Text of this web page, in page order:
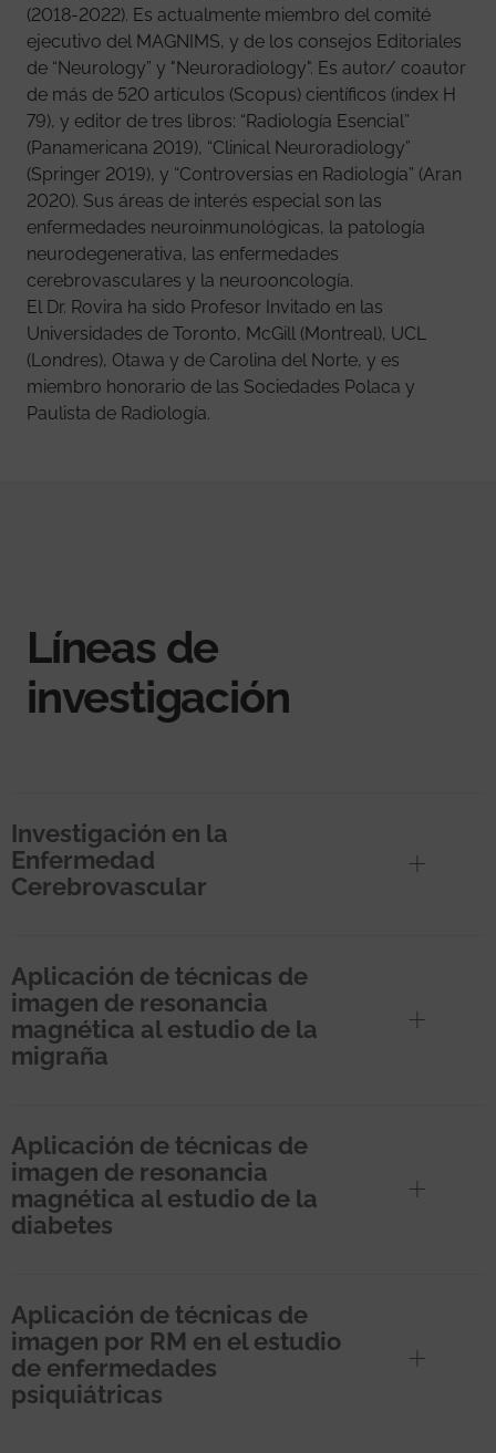
(2018-2022). Es actualmente miembro del comité
ejecutivo del MAGNIMS, y de los consejos Editoriales
de “Neurology” y "Neuroradiology". Es autor/ coautor
de más de 520 artículos (Scopus) científicos (index H
79), y editor de tres libros: “Radiología Esencial”
(Panamericana 2019), “Clinical Neuroradiology”
(Springer 2019), y “Controversias en Radiología” (Aran
2020). Sus áreas de interés especial son las
enfermedades neuroinmunológicas, la patología
neurodegenerativa, las enfermedades
cerebrovasculares y la neurooncología.
El Dr. Rovira ha sido Profesor Invitado en las
Universidades de Toronto, McGill (Montreal), UCL
(Londres), Otawa y de Carolina del Norte, y es
miembro honorario de las Sociedades Polaca y
Paulista de Radiología.
Líneas de
investigación
Investigación en la
Enfermedad
Cerebrovascular
Aplicación de técnicas de
imagen de resonancia
magnética al estudio de la
migraña
Aplicación de técnicas de
imagen de resonancia
magnética al estudio de la
diabetes
Aplicación de técnicas de
imagen por RM en el estudio
de enfermedades
psiquiátricas